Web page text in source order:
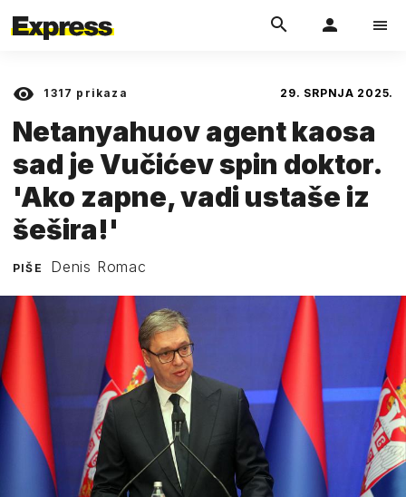
1317 prikaza 29. SRPNJA 2025.
Netanyahuov agent kaosa
sad je Vučićev spin doktor.
'Ako zapne, vadi ustaše iz
šešira!'
PIŠE Denis Romac